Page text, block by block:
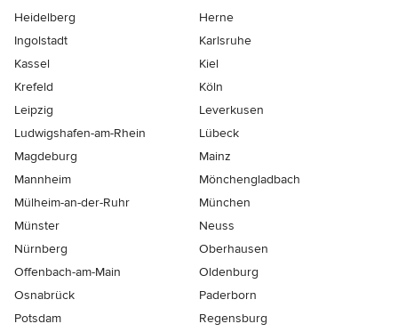
Heidelberg
Herne
Ingolstadt
Karlsruhe
Kassel
Kiel
Krefeld
Köln
Leipzig
Leverkusen
Ludwigshafen-am-Rhein
Lübeck
Magdeburg
Mainz
Mannheim
Mönchen­gladbach
Mülheim-an-der-Ruhr
München
Münster
Neuss
Nürnberg
Oberhausen
Offenbach-am-Main
Oldenburg
Osnabrück
Paderborn
Potsdam
Regensburg